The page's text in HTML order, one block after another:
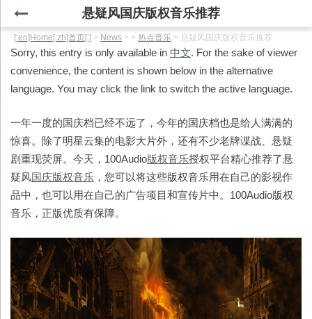
悬疑风国庆版权音乐推荐
[:en]Home[:zh]首页[:] > News > > 热点音乐 > 悬疑风国庆版权音乐推荐
Sorry, this entry is only available in 中文. For the sake of viewer
convenience, the content is shown below in the alternative
language. You may click the link to switch the active language.
一年一度的国庆档已经不远了，今年的国庆档也是给人满满的
惊喜。除了明星云集的电影大片外，还有不少老牌谍战、悬疑
剧重现荧屏。今天，100Audio版权音乐授权平台精心推荐了悬
疑风国庆版权音乐 ，您可以将这些版权音乐用在自己的影视作
品中，也可以用在自己的广告项目和宣传片中。100Audio版权
音乐，正版优质有保障。